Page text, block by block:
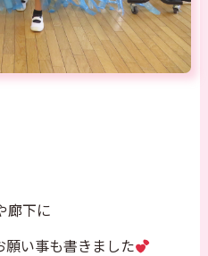
廊下に
願い事も書きました